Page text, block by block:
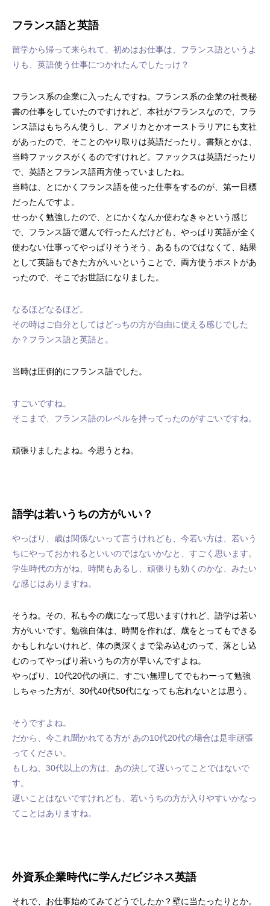
フランス語と英語
留学から帰って来られて、初めはお仕事は、フランス語というよ
りも、英語使う仕事につかれたんでしたっけ？
フランス系の企業に入ったんですね。フランス系の企業の社長秘
書の仕事をしていたのですけれど、本社がフランスなので、フラ
ンス語はもちろん使うし、アメリカとかオーストラリアにも支社
があったので、そことのやり取りは英語だったり。書類とかは、
当時ファックスがくるのですけれど。ファックスは英語だったり
で、英語とフランス語両方使っていましたね。
当時は、とにかくフランス語を使った仕事をするのが、第一目標
だったんですよ。
せっかく勉強したので、とにかくなんか使わなきゃという感じ
で、フランス語で選んで行ったんだけども、やっぱり英語が全く
使わない仕事ってやっぱりそうそう、あるものではなくて、結果
として英語もできた方がいいということで、両方使うポストがあ
ったので、そこでお世話になりました。
なるほどなるほど。
その時はご自分としてはどっちの方が自由に使える感じでした
か？フランス語と英語と。
当時は圧倒的にフランス語でした。
すごいですね。
そこまで、フランス語のレベルを持ってったのがすごいですね。
頑張りましたよね。今思うとね。
語学は若いうちの方がいい？
やっぱり、歳は関係ないって言うけれども、今若い方は、若いう
ちにやっておかれるといいのではないかなと、すごく思います。
学生時代の方がね、時間もあるし、頑張りも効くのかな、みたい
な感じはありますね。
そうね。その、私も今の歳になって思いますけれど、語学は若い
方がいいです。勉強自体は、時間を作れば、歳をとってもできる
かもしれないけれど、体の奥深くまで染み込むのって、落とし込
むのってやっぱり若いうちの方が早いんですよね。
やっぱり、10代20代の頃に、すごい無理してでもわーって勉強
しちゃった方が、30代40代50代になっても忘れないとは思う。
そうですよね。
だから、今これ聞かれてる方が あの10代20代の場合は是非頑張
ってください。
もしね、30代以上の方は、あの決して遅いってことではないで
す。
遅いことはないですけれども、若いうちの方が入りやすいかなっ
てことはありますね。
外資系企業時代に学んだビジネス英語
それで、お仕事始めてみてどうでしたか？壁に当たったりとか。